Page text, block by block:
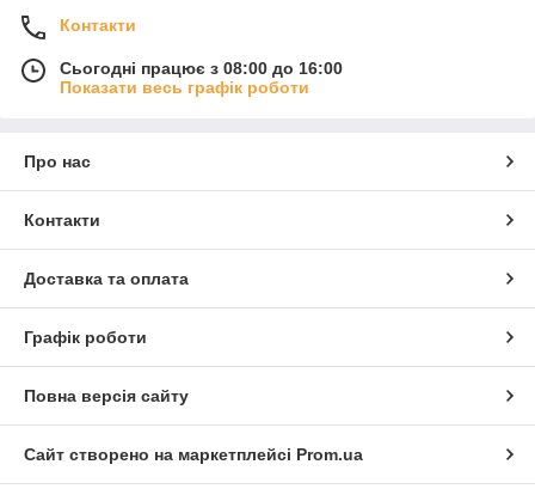
Контакти
Сьогодні працює з 08:00 до 16:00
Показати весь графік роботи
Про нас
Контакти
Доставка та оплата
Графік роботи
Повна версія сайту
Сайт створено на маркетплейсі Prom.ua